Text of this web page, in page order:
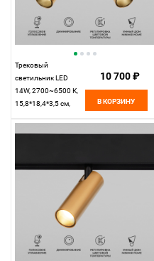
Трековый
светильник LED
14W, 2700~6500 К,
15,8*18,4*3,5 см,
10 700 ₽
В КОРЗИНУ